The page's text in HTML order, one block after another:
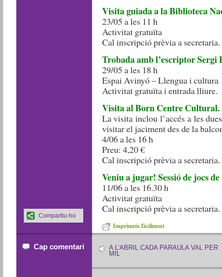
Visita guiada a la Biblioteca
23/05 a les 11 h
Activitat gratuïta
Cal inscripció prèvia a secretaria.
Trobada amb l’escriptor Sergi
29/05 a les 18 h
Espai Avinyó – Llengua i cultura
Activitat gratuïta i entrada lliure.
Visita al Born Centre Cultural.
La visita inclou l’accés a les
visitar el jaciment des de la
4/06 a les 16 h
Preu: 4,20 €
Cal inscripció prèvia a
Veniu a jugar! Sessió de jocs
11/06 a les 16.30 h
Activitat gratuïta
Cal inscripció prèvia a secretaria.
Imprimeix fàcilment
Compartiu-ho
Cap comentari
A L’ABRIL CADA PARAULA VAL PER
MIL